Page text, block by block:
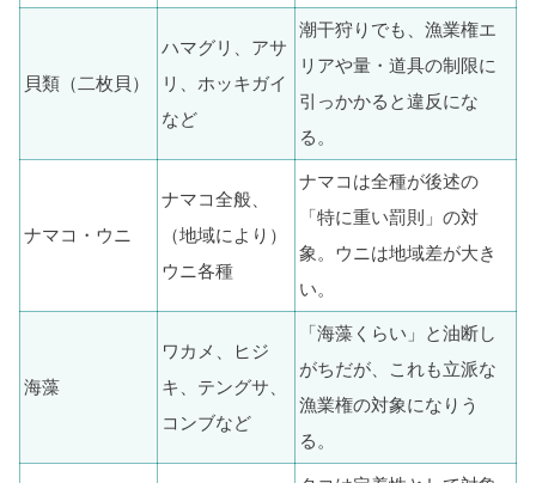
貝類（二枚貝）
ハマグリ、アサ
リ、ホッキガイ
など
潮干狩りでも、漁業権エ
リアや量・道具の制限に
引っかかると違反にな
る。
ナマコ・ウニ
ナマコ全般、
（地域により）
ウニ各種
ナマコは全種が後述の
「特に重い罰則」の対
象。ウニは地域差が大き
い。
海藻
ワカメ、ヒジ
キ、テングサ、
コンブなど
「海藻くらい」と油断し
がちだが、これも立派な
漁業権の対象になりう
る。